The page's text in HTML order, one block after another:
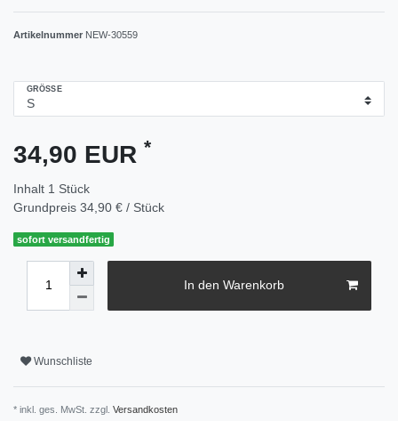
Artikelnummer NEW-30559
GRÖSSE
34,90 EUR *
Inhalt 1 Stück
Grundpreis 34,90 € / Stück
sofort versandfertig
In den Warenkorb
Wunschliste
* inkl. ges. MwSt. zzgl. Versandkosten